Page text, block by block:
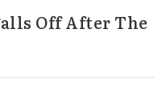
Off After The